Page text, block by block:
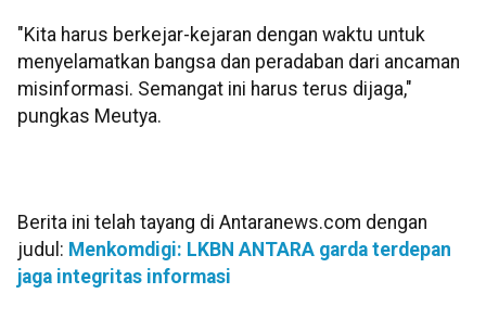
"Kita harus berkejar-kejaran dengan waktu untuk
menyelamatkan bangsa dan peradaban dari ancaman
misinformasi. Semangat ini harus terus dijaga,"
pungkas Meutya.
Berita ini telah tayang di Antaranews.com dengan
judul: Menkomdigi: LKBN ANTARA garda terdepan
jaga integritas informasi